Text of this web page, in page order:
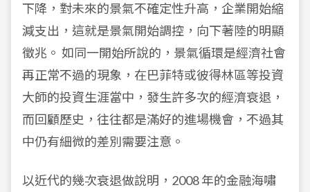
下降，對未來的景氣不確定性升高，企業開始縮
減支出，這就是景氣開始調控，向下著陸的明顯
徵兆。 如同一開始所說的，景氣循環是經濟社會
再正常不過的現象，在巴菲特或彼得林區等投資
大師的投資生涯當中，發生許多次的經濟衰退，
而回顧歷史，往往都是滿好的進場機會，不過其
中仍有細微的差別需要注意。
以近代的幾次衰退做說明，2008 年的金融海嘯